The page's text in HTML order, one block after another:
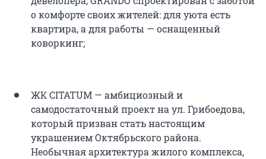
о комфорте своих жителей: для уюта есть
квартира, а для работы — оснащенный
коворкинг;
ЖК CITATUM — амбициозный и
самодостаточный проект на ул. Грибоедова,
который призван стать настоящим
украшением Октябрьского района.
Необычная архитектура жилого комплекса,